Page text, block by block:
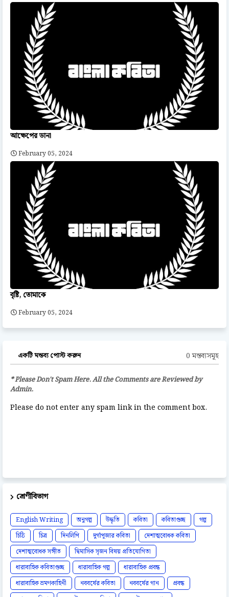
আক্ষেপের ডানা
February 05, 2024
বৃষ্টি, তোমাকে
February 05, 2024
একটি মন্তব্য পোস্ট করুন 0 মন্তব্যসমূহ
* Please Don't Spam Here. All the Comments are Reviewed by
Admin.
Please do not enter any spam link in the comment box.
শ্রেণীবিভাগ
English Writing অনুগল্প উদ্ধৃতি কবিতা কবিতাগুচ্ছ
গল্প
চিঠি
চিত্র দিনলিপি দুর্গাপূজার কবিতা
দেশাত্মবোধক কবিতা
দেশাত্মবোধক সঙ্গীত
দ্বিমাসিক সৃজন বিষয় প্রতিযোগিতা
ধারাবাহিক কবিতাগুচ্ছ
ধারাবাহিক গল্প
ধারাবাহিক প্রবন্ধ
ধারাবাহিক ভ্রমণকাহিনী
নববর্ষের কবিতা নববর্ষের গান
প্রবন্ধ